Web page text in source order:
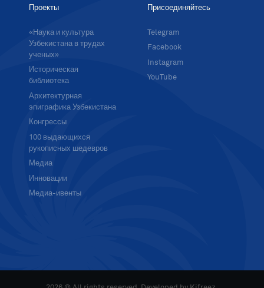
Проекты
«Наука и культура
Узбекистана в трудах
ученых»
Историческая
библиотека
Архитектурная
эпиграфика Узбекистана
Конгрессы
100 выдающихся
рукописных шедевров
Медиа
Инновации
Медиа-ивенты
Присоединяйтесь
Telegram
Facebook
Instagram
YouTube